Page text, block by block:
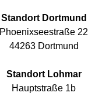
Standort Dortmund
Phoenixseestraße 22
44263 Dortmund
Standort Lohmar
Hauptstraße 1b